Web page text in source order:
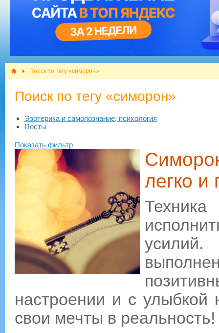
Поиск по тегу «симорон»
Поиск по тегу «симорон»
Эзотерика и самопознание, психология
Посты
Показать фильтр
легко и
настроении и с
свои мечты в реальность!